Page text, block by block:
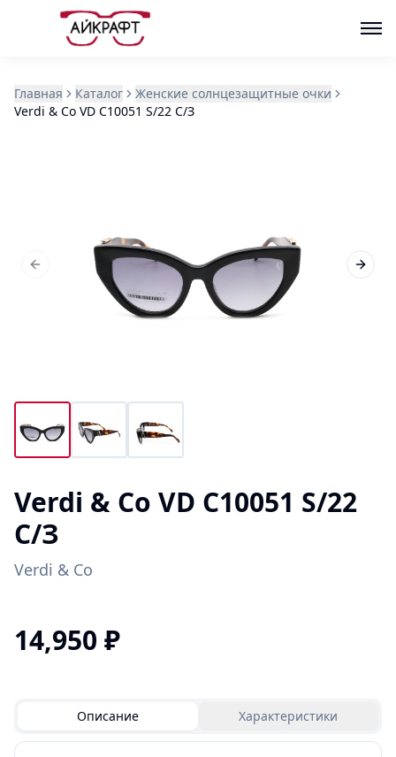
Главная Каталог
Женские солнцезащитные очки
Verdi & Co VD C10051 S/22 С/З
Previous slide Next
Verdi & Co VD C10051 S/22
С/З
Verdi & Co
14,950 ₽
Описание Характеристики